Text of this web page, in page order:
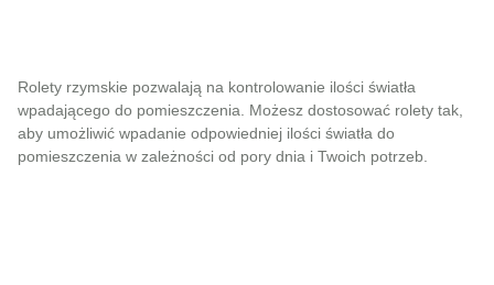
Rolety rzymskie pozwalają na kontrolowanie ilości światła
wpadającego do pomieszczenia. Możesz dostosować rolety tak,
aby umożliwić wpadanie odpowiedniej ilości światła do
pomieszczenia w zależności od pory dnia i Twoich potrzeb.